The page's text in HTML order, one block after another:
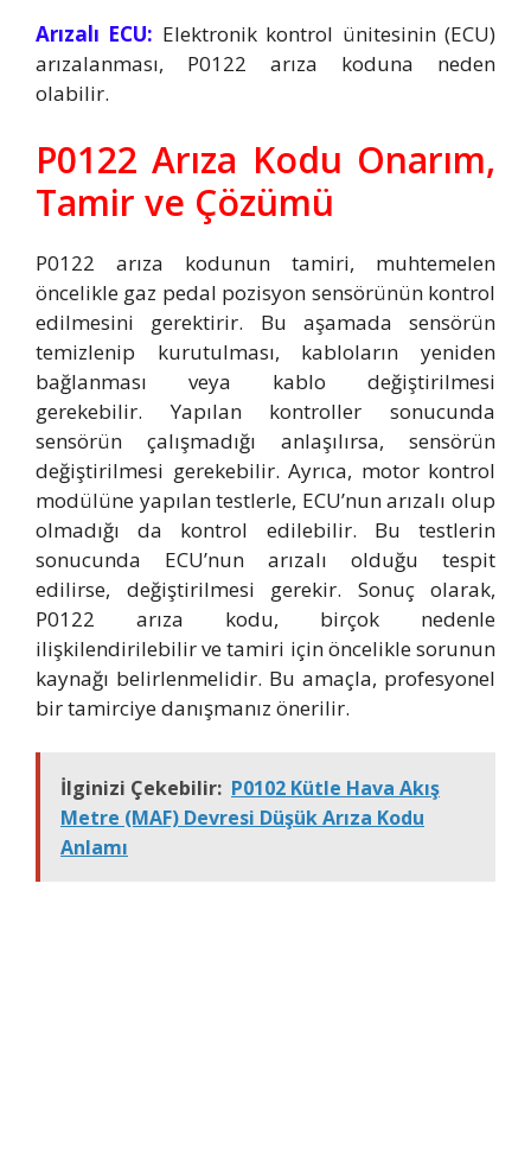
Arızalı ECU: Elektronik kontrol ünitesinin (ECU)
arızalanması, P0122 arıza koduna neden
olabilir.
P0122 Arıza Kodu Onarım,
Tamir ve Çözümü
P0122 arıza kodunun tamiri, muhtemelen
öncelikle gaz pedal pozisyon sensörünün kontrol
edilmesini gerektirir. Bu aşamada sensörün
temizlenip kurutulması, kabloların yeniden
bağlanması veya kablo değiştirilmesi
gerekebilir. Yapılan kontroller sonucunda
sensörün çalışmadığı anlaşılırsa, sensörün
değiştirilmesi gerekebilir. Ayrıca, motor kontrol
modülüne yapılan testlerle, ECU’nun arızalı olup
olmadığı da kontrol edilebilir. Bu testlerin
sonucunda ECU’nun arızalı olduğu tespit
edilirse, değiştirilmesi gerekir. Sonuç olarak,
P0122 arıza kodu, birçok nedenle
ilişkilendirilebilir ve tamiri için öncelikle sorunun
kaynağı belirlenmelidir. Bu amaçla, profesyonel
bir tamirciye danışmanız önerilir.
İlginizi Çekebilir: P0102 Kütle Hava Akış
Metre (MAF) Devresi Düşük Arıza Kodu
Anlamı